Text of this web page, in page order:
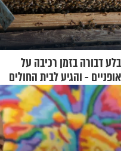
בלע דבורה בזמן רכיבה על
אופניים - והגיע לבית החולים
במצב מסכן חיים